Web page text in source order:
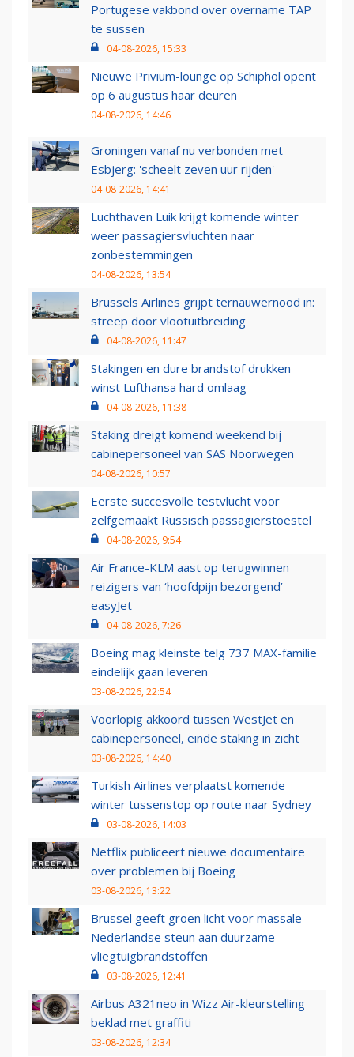
Portugese vakbond over overname TAP
te sussen
04-08-2026, 15:33
Nieuwe Privium-lounge op Schiphol opent
op 6 augustus haar deuren
04-08-2026, 14:46
Groningen vanaf nu verbonden met
Esbjerg: 'scheelt zeven uur rijden'
04-08-2026, 14:41
Luchthaven Luik krijgt komende winter
weer passagiersvluchten naar
zonbestemmingen
04-08-2026, 13:54
Brussels Airlines grijpt ternauwernood in:
streep door vlootuitbreiding
04-08-2026, 11:47
Stakingen en dure brandstof drukken
winst Lufthansa hard omlaag
04-08-2026, 11:38
Staking dreigt komend weekend bij
cabinepersoneel van SAS Noorwegen
04-08-2026, 10:57
Eerste succesvolle testvlucht voor
zelfgemaakt Russisch passagierstoestel
04-08-2026, 9:54
Air France-KLM aast op terugwinnen
reizigers van ‘hoofdpijn bezorgend’
easyJet
04-08-2026, 7:26
Boeing mag kleinste telg 737 MAX-familie
eindelijk gaan leveren
03-08-2026, 22:54
Voorlopig akkoord tussen WestJet en
cabinepersoneel, einde staking in zicht
03-08-2026, 14:40
Turkish Airlines verplaatst komende
winter tussenstop op route naar Sydney
03-08-2026, 14:03
Netflix publiceert nieuwe documentaire
over problemen bij Boeing
03-08-2026, 13:22
Brussel geeft groen licht voor massale
Nederlandse steun aan duurzame
vliegtuigbrandstoffen
03-08-2026, 12:41
Airbus A321neo in Wizz Air-kleurstelling
beklad met graffiti
03-08-2026, 12:34